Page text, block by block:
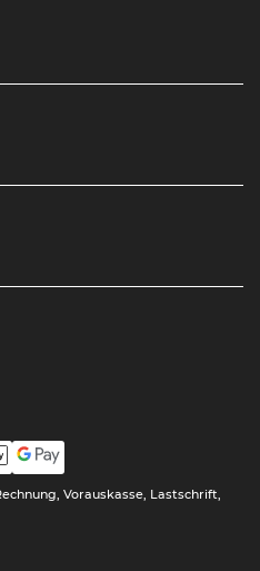
Vorauskasse, Lastschrift,